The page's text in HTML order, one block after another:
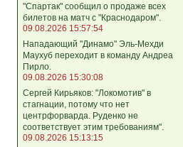
"Спартак" сообщил о продаже всех
билетов на матч с "Краснодаром".
09.08.2026 15:57:54
Нападающий "Динамо" Эль-Мехди
Маухуб переходит в команду Андреа
Пирло.
09.08.2026 15:30:08
Сергей Кирьяков: "Локомотив" в
стагнации, потому что нет
центрфорварда. Руденко не
соответствует этим требованиям".
09.08.2026 15:13:15